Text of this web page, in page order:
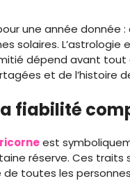
une année donnée :
solaires. L’astrologie
dépend avant tout
et de l’histoire
fiabilité
est
réserve. Ces traits
toutes les